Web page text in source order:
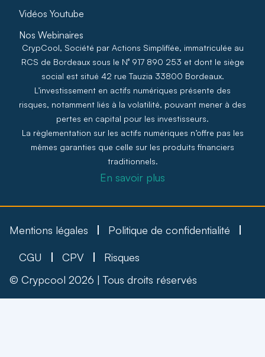
Vidéos Youtube
Nos Webinaires
CrypCool, Société par Actions Simplifiée, immatriculée au
RCS de Bordeaux sous le N° 917 890 253 et dont le siège
social est situé 42 rue Tauzia 33800 Bordeaux.
L’investissement en actifs numériques présente des
risques, notamment liés à la volatilité, pouvant mener à des
pertes en capital pour les investisseurs.
La règlementation sur les actifs numériques n’offre pas les
mêmes garanties que celle sur les produits financiers
traditionnels.
En savoir plus
Mentions légales Politique de confidentialité
CGU CPV
Risques
© Crypcool 2026 | Tous droits réservés